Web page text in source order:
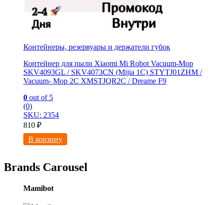
Контейнеры, резервуары и держатели губок
Контейнер для пыли Xiaomi Mi Robot Vacuum-Mop
SKV4093GL / SKV4073CN (Mijia 1C) STYTJ01ZHM /
Vacuum- Mop 2C XMSTJQR2C / Dreame F9
0 out of 5
(0)
SKU: 2354
810 ₽
В корзину
Brands Carousel
Mamibot